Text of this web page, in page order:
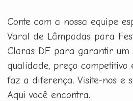
Conte com a nossa equipe
Varal de Lâmpadas para
Claras DF para garantir um
qualidade, preço competitivo
faz a diferença. Visite-nos e
Aqui você encontra: